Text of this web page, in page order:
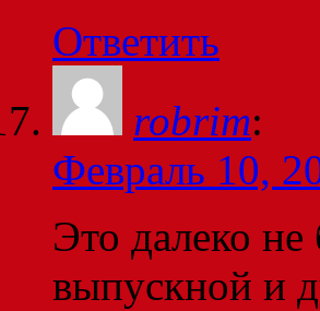
Ответить
robrim:
Февраль 10,
Это далеко
выпускной и